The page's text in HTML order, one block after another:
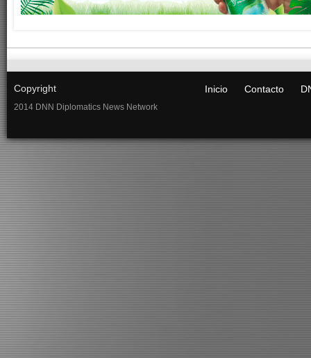
Copyright
2014 DNN Diplomatics News Network
Inicio Contacto